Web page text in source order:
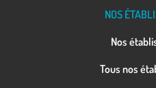
NOS
Nos
Tous nos